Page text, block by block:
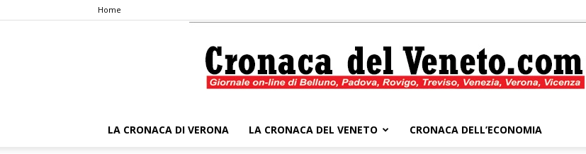
Home
LA CRONACA DI VERONA LA CRONACA DEL VENETO CRONACA DELL’ECONOMIA